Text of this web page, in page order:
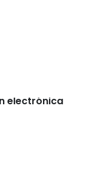
electrónica